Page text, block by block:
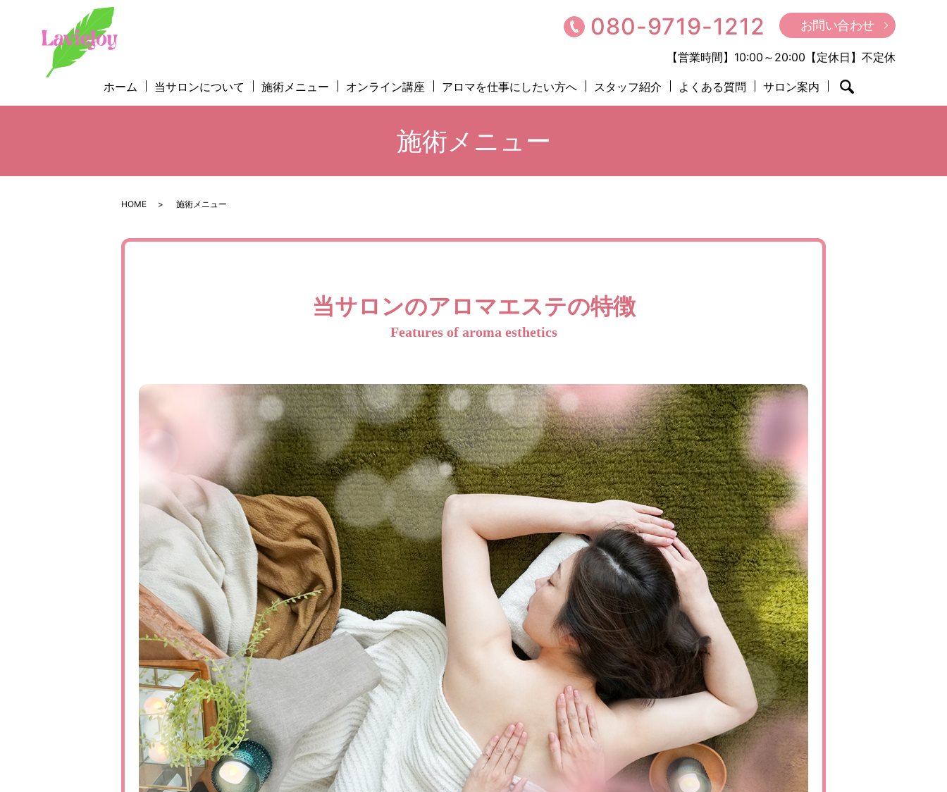
080-9719-1212 お問い合わせ
【営業時間】10:00～20:00【定休日】不定休
ホーム 当サロンについて 施術メニュー オンライン講座 アロマを仕事にしたい方へ スタッフ紹介 よくある質問 サロン案内
施術メニュー
HOME 施術メニュー
当サロンのアロマエステの特徴
Features of aroma esthetics